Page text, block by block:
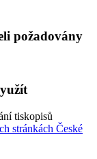
požadovány
tiskopisů
stránkách České